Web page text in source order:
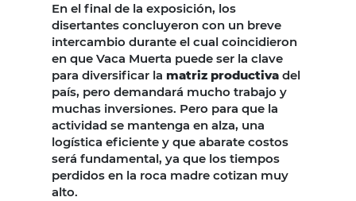
En el final de la exposición, los
disertantes concluyeron con un breve
intercambio durante el cual coincidieron
en que Vaca Muerta puede ser la clave
para diversificar la matriz productiva del
país, pero demandará mucho trabajo y
muchas inversiones. Pero para que la
actividad se mantenga en alza, una
logística eficiente y que abarate costos
será fundamental, ya que los tiempos
perdidos en la roca madre cotizan muy
alto.